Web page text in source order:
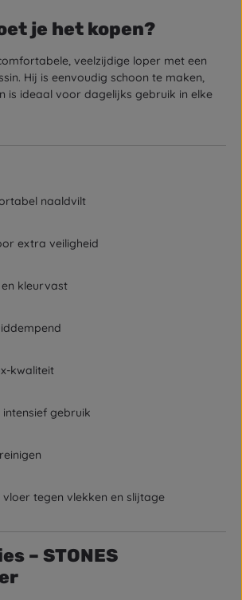
je het kopen?
veelzijdige loper met een
Hij is eenvoudig schoon te maken,
is ideaal voor dagelijks gebruik in elke
naaldvilt
extra veiligheid
kleurvast
kwaliteit
gebruik
vloer tegen vlekken en slijtage
– STONES